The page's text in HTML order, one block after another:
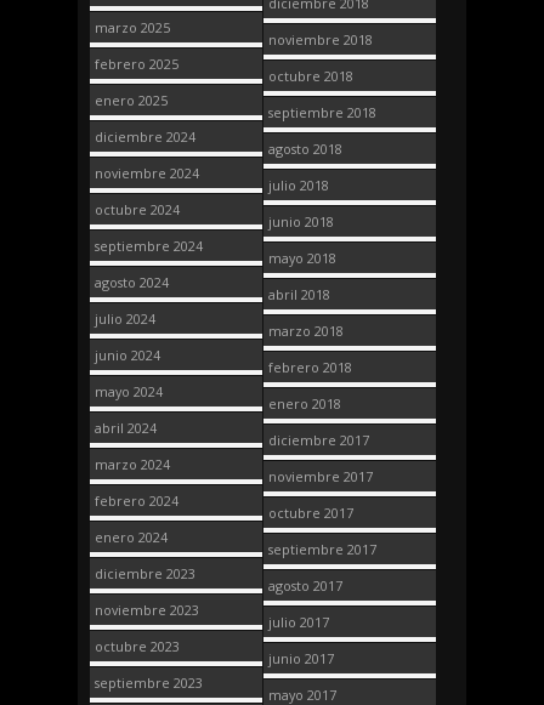
marzo 2025
febrero 2025
enero 2025
diciembre 2024
noviembre 2024
octubre 2024
septiembre 2024
agosto 2024
julio 2024
junio 2024
mayo 2024
abril 2024
marzo 2024
febrero 2024
enero 2024
diciembre 2023
noviembre 2023
octubre 2023
septiembre 2023
noviembre 2018
octubre 2018
septiembre 2018
agosto 2018
julio 2018
junio 2018
mayo 2018
abril 2018
marzo 2018
febrero 2018
enero 2018
diciembre 2017
noviembre 2017
octubre 2017
septiembre 2017
agosto 2017
julio 2017
junio 2017
mayo 2017